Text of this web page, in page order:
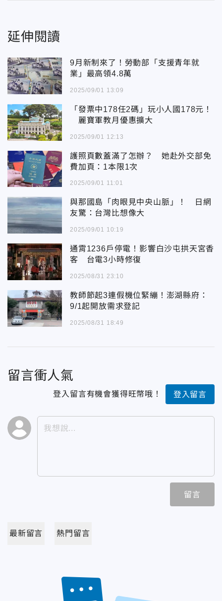
延伸閱讀
9月新制來了！勞動部「支援青年就
業」最高領4.8萬
2025/09/01 13:09
「發票中178任2碼」玩小人國178元！
麗寶軍教月優惠擴大
2025/09/01 12:13
護照頁數蓋滿了怎辦？ 她赴外交部免
費加頁：1本限1次
2025/09/01 11:01
與那國島「肉眼見中央山脈」！ 日網
友驚：台灣比想像大
2025/09/01 10:19
通霄1236戶停電！影響白沙屯拱天宮香
客 台電3小時修復
2025/08/31 23:10
教師節起3連假機位緊繃！澎湖縣府：
9/1起開放需求登記
2025/08/31 18:49
留言衝人氣
登入留言有機會獲得旺幣哦！ 登入留言
留言
最新留言 熱門留言